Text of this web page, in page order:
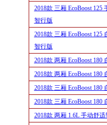
2018款 三厢 EcoBoost 125
智行版
2018款 三厢 EcoBoost 125
智行版
2018款 两厢 EcoBoost 180
2018款 两厢 EcoBoost 180
2018款 三厢 EcoBoost 180
2018款 三厢 EcoBoost 180
2018款 两厢 1.6L 手动舒